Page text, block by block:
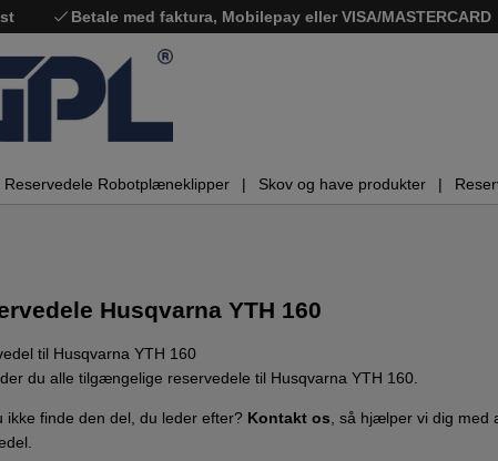
Betale med faktura, Mobilepay eller VISA/MASTERCARD
Reservedele Robotplæneklipper Skov og have produkter
Husqvarna YTH 160
til Husqvarna YTH 160
du alle tilgængelige reservedele til Husqvarna YTH 160.
ikke finde den del, du leder efter? Kontakt os, så hjælper vi dig med